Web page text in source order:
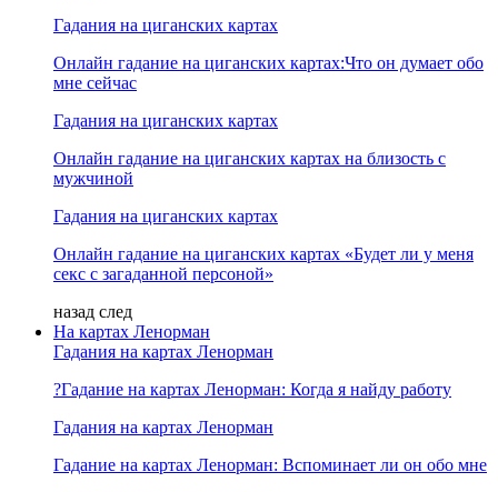
Гадания на циганских картах
Онлайн гадание на циганских картах:Что он думает обо
мне сейчас
Гадания на циганских картах
Онлайн гадание на циганских картах на близость с
мужчиной
Гадания на циганских картах
Онлайн гадание на циганских картах «Будет ли у меня
секс с загаданной персоной»
назад след
На картах Ленорман
Гадания на картах Ленорман
?Гадание на картах Ленорман: Когда я найду работу
Гадания на картах Ленорман
Гадание на картах Ленорман: Вспоминает ли он обо мне